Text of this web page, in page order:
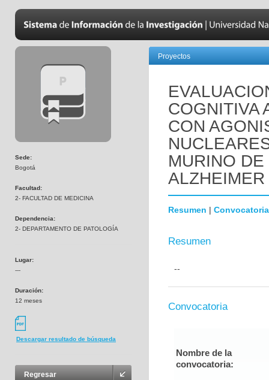
Sede:
Bogotá
Facultad:
2- FACULTAD DE MEDICINA
Dependencia:
2- DEPARTAMENTO DE PATOLOGÍA
Lugar:
---
Duración:
12 meses
Descargar resultado de búsqueda
Regresar
Proyectos
COGNITIVA
CON
MURINO
Resumen | Convocatoria
Resumen
--
Convocatoria
Nombre de la
convocatoria: